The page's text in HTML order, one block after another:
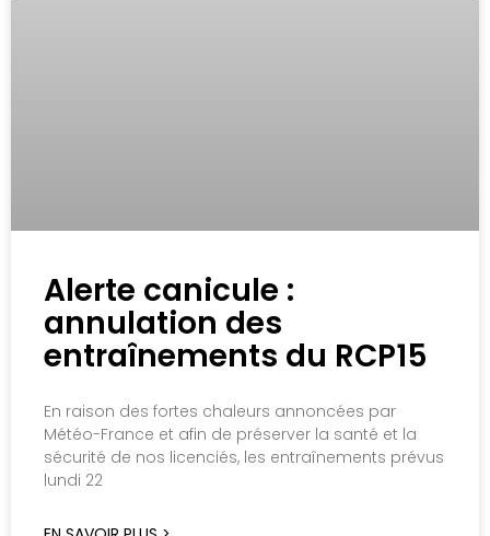
Alerte canicule :
annulation des
entraînements du RCP15
En raison des fortes chaleurs annoncées par
Météo-France et afin de préserver la santé et la
sécurité de nos licenciés, les entraînements prévus
lundi 22